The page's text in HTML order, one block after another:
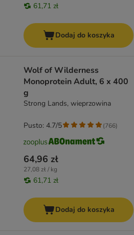
61,71 zł
Dodaj do koszyka
Wolf of Wilderness
Monoprotein Adult, 6 x 400
g
Strong Lands, wieprzowina
64,96 zł
27,08 zł / kg
61,71 zł
Pusto: 4.7/5 (766)
Dodaj do koszyka